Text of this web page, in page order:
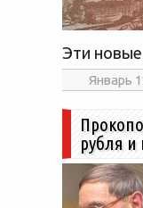
Эти
Январь
рубля и